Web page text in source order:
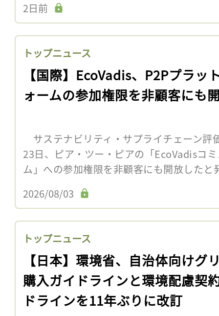
2日前
トップニュース
【国際】EcoVadis、P2Pプラッ
ォームの参加権限を非顧客にも
サステナビリティ・サプライチェーン評
23日、ピア・ツー・ピアの「EcoVadisコ
ム」への参加権限を非顧客にも開放した
2026/08/03
トップニュース
【日本】環境省、自治体向けグ
購入ガイドラインと環境配慮契
ドラインを11年ぶりに改訂